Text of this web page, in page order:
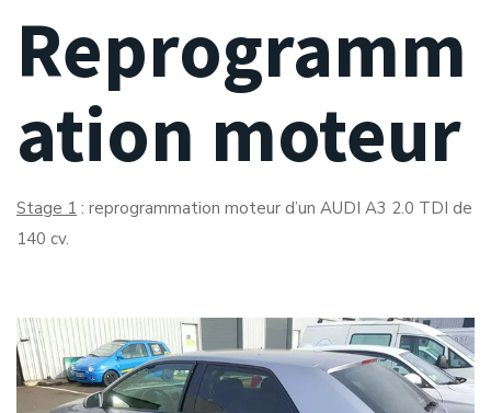
Reprogramm
ation moteur
Stage 1 : reprogrammation moteur d’un AUDI A3 2.0 TDI de
140 cv.